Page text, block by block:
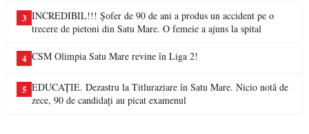
3 INCREDIBIL!!! Șofer de 90 de ani a produs un accident pe o
trecere de pietoni din Satu Mare. O femeie a ajuns la spital
4 CSM Olimpia Satu Mare revine în Liga 2!
5 EDUCAȚIE. Dezastru la Titluraziare în Satu Mare. Nicio notă de
zece, 90 de candidați au picat examenul